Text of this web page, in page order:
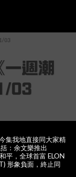
03
週潮
03
集我地直接同大家精
：余文樂推出
平，全球首富 ELON
形象負面，終止同